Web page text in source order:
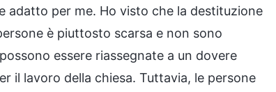
adatto per me. Ho visto che la destituzione
è piuttosto scarsa e non sono
essere riassegnate a un dovere
il lavoro della chiesa. Tuttavia, le persone